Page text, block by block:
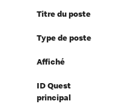
Titre du poste
Type de poste
Affiché
ID Quest
principal